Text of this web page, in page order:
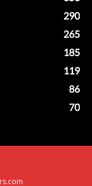
290
265
185
119
86
70